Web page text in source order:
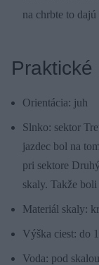
na chrbte to
Praktické
Orientácia: juh
Slnko: sektor
jazdec bol na
pri sektore
skaly. Takže
Materiál skaly:
Výška ciest: do
Voda: pod